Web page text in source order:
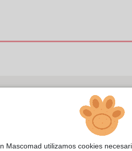
Mascomad utilizamos cookies